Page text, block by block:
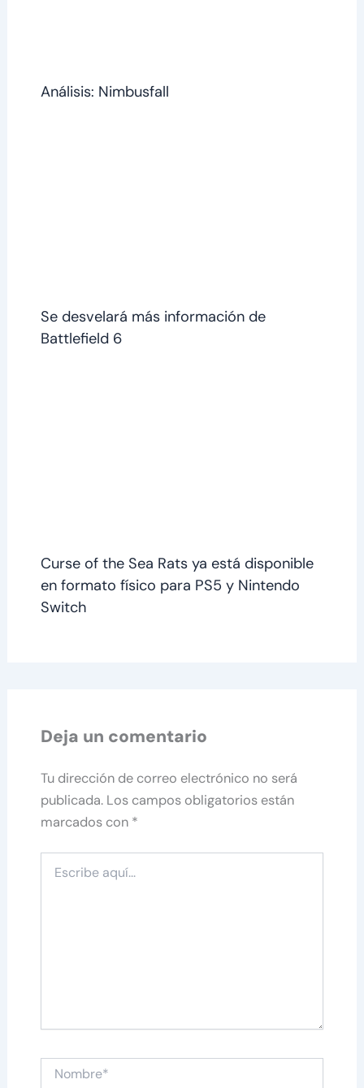
Análisis: Nimbusfall
Se desvelará más información de
Battlefield 6
Curse of the Sea Rats ya está disponible
en formato físico para PS5 y Nintendo
Switch
Deja un comentario
Tu dirección de correo electrónico no será
publicada. Los campos obligatorios están
marcados con *
aquí...
Nombre*